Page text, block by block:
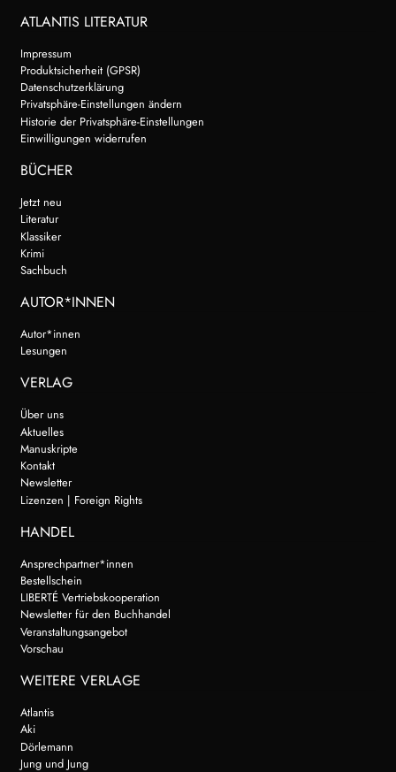
ATLANTIS LITERATUR
Impressum
Produktsicherheit (GPSR)
Datenschutzerklärung
Privatsphäre-Einstellungen ändern
Historie der Privatsphäre-Einstellungen
Einwilligungen widerrufen
BÜCHER
Jetzt neu
Literatur
Klassiker
Krimi
Sachbuch
AUTOR*INNEN
Autor*innen
Lesungen
VERLAG
Über uns
Aktuelles
Manuskripte
Kontakt
Newsletter
Lizenzen | Foreign Rights
HANDEL
Ansprechpartner*innen
Bestellschein
LIBERTÉ Vertriebskooperation
Newsletter für den Buchhandel
Veranstaltungsangebot
Vorschau
WEITERE VERLAGE
Atlantis
Aki
Dörlemann
Jung und Jung